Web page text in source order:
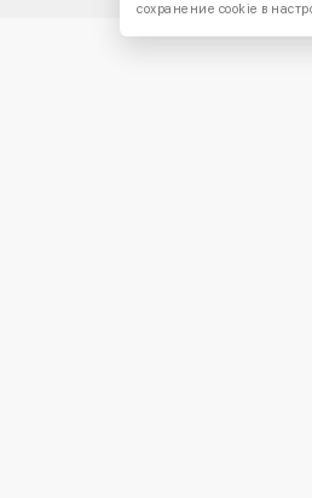
сохранение cookie в